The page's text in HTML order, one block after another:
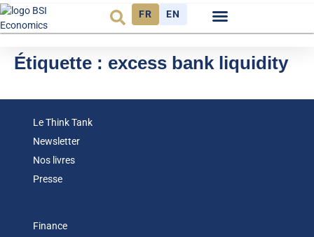
FR EN
Étiquette : excess bank liquidity
Le Think Tank
Newsletter
Nos livres
Presse
Finance